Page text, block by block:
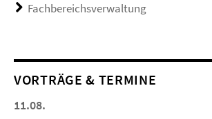
Fachbereichsverwaltung
VORTRÄGE & TERMINE
11.08.